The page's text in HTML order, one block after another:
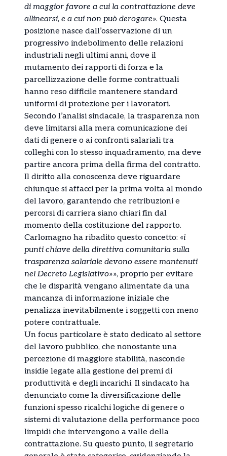
di maggior favore a cui la contrattazione deve
allinearsi, e a cui non può derogare». Questa
posizione nasce dall’osservazione di un
progressivo indebolimento delle relazioni
industriali negli ultimi anni, dove il
mutamento dei rapporti di forza e la
parcellizzazione delle forme contrattuali
hanno reso difficile mantenere standard
uniformi di protezione per i lavoratori.
Secondo l’analisi sindacale, la trasparenza non
deve limitarsi alla mera comunicazione dei
dati di genere o ai confronti salariali tra
colleghi con lo stesso inquadramento, ma deve
partire ancora prima della firma del contratto.
Il diritto alla conoscenza deve riguardare
chiunque si affacci per la prima volta al mondo
del lavoro, garantendo che retribuzioni e
percorsi di carriera siano chiari fin dal
momento della costituzione del rapporto.
Carlomagno ha ribadito questo concetto: «i
punti chiave della direttiva comunitaria sulla
trasparenza salariale devono essere mantenuti
nel Decreto Legislativo»», proprio per evitare
che le disparità vengano alimentate da una
mancanza di informazione iniziale che
penalizza inevitabilmente i soggetti con meno
potere contrattuale.
Un focus particolare è stato dedicato al settore
del lavoro pubblico, che nonostante una
percezione di maggiore stabilità, nasconde
insidie legate alla gestione dei premi di
produttività e degli incarichi. Il sindacato ha
denunciato come la diversificazione delle
funzioni spesso ricalchi logiche di genere o
sistemi di valutazione della performance poco
limpidi che intervengono a valle della
contrattazione. Su questo punto, il segretario